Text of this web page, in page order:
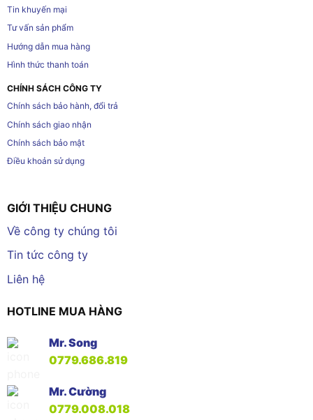
Tin khuyến mại
Tư vấn sản phẩm
Hướng dẫn mua hàng
Hình thức thanh toán
CHÍNH SÁCH CÔNG TY
Chính sách bảo hành, đổi trả
Chính sách giao nhận
Chính sách bảo mật
Điều khoản sử dụng
GIỚI THIỆU CHUNG
Về công ty chúng tôi
Tin tức công ty
Liên hệ
HOTLINE MUA HÀNG
Mr. Song
0779.686.819
Mr. Cường
0779.008.018